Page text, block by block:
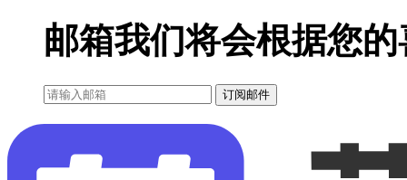
邮箱我们将会根据您
订阅邮件